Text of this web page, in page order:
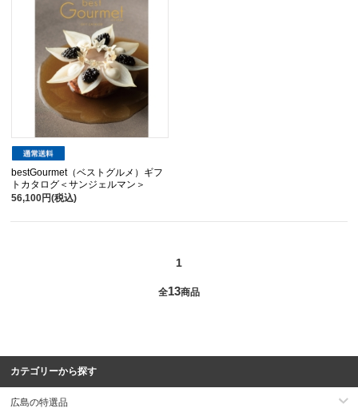
bestGourmet（ベストグルメ）ギフ
トカタログ＜サンジェルマン＞
56,100円(税込)
1
全13商品
カテゴリーから探す
広島の特選品